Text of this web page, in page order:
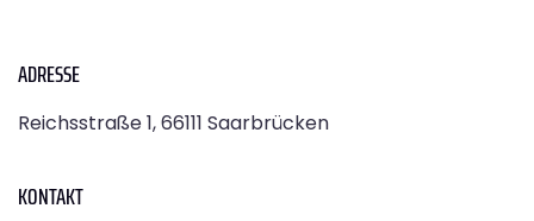
ADRESSE
Reichsstraße 1, 66111 Saarbrücken
KONTAKT